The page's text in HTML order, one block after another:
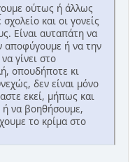
ούτως ή άλλως
και οι γονείς
Είναι αυταπάτη να
αποφύγουμε ή να την
γίνει στο
οπουδήποτε κι
δεν είναι μόνο
εκεί, μήπως και
να βοηθήσουμε,
το κρίμα στο